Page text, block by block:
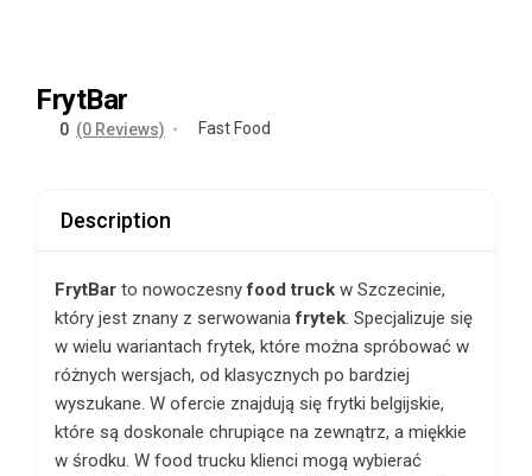
FrytBar
0 (0 Reviews) Fast Food
Description
FrytBar to nowoczesnyfood truck w Szczecinie,
który jest znany z serwowaniafrytek. Specjalizuje się
w wielu wariantach frytek, które można spróbować w
różnych wersjach, od klasycznych po bardziej
wyszukane. W ofercie znajdują się frytki belgijskie,
które są doskonale chrupiące na zewnątrz, a miękkie
w środku. W food trucku klienci mogą wybierać